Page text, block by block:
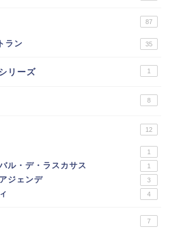
87
ラン 35
リーズ 1
8
12
1
ル・デ・ラスカサス 1
ジェンデ 3
4
7